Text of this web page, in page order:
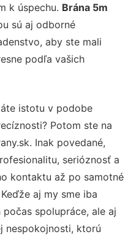
k úspechu. Brána 5m
sú aj odborné
aby ste mali
podľa vašich
istotu v podobe
Potom ste na
Inak povedané,
serióznosť a
kontaktu až po samotné
aj my sme iba
spolupráce, ale aj
nespokojnosti, ktorú